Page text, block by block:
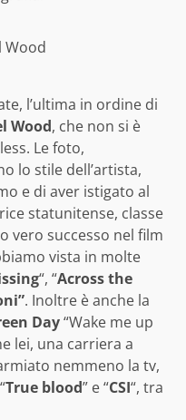
Wood
l’ultima in ordine di
Wood, che non si è
Le foto,
lo stile dell’artista,
e di aver istigato al
statunitense, classe
vero successo nel film
vista in molte
“, “Across the
. Inoltre è anche la
Day“Wake me up
lei, una carriera a
nemmeno la tv,
True blood” e “CSI“, tra